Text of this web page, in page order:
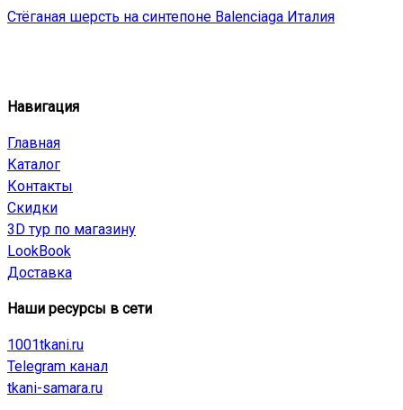
Стёганая шерсть на синтепоне Balenciaga Италия
Навигация
Главная
Каталог
Контакты
Скидки
3D тур по магазину
LookBook
Доставка
Наши ресурсы в сети
1001tkani.ru
Telegram канал
tkani-samara.ru